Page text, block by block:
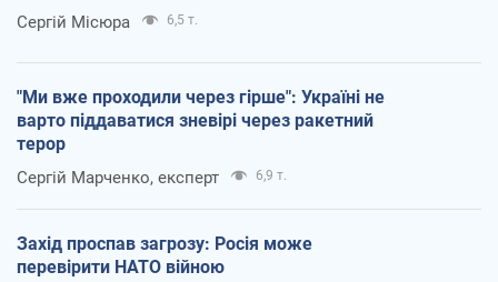
Сергій Місюра 6,5 т.
"Ми вже проходили через гірше": Україні не
варто піддаватися зневірі через ракетний
терор
Сергій Марченко, експерт 6,9 т.
Захід проспав загрозу: Росія може
перевірити НАТО війною